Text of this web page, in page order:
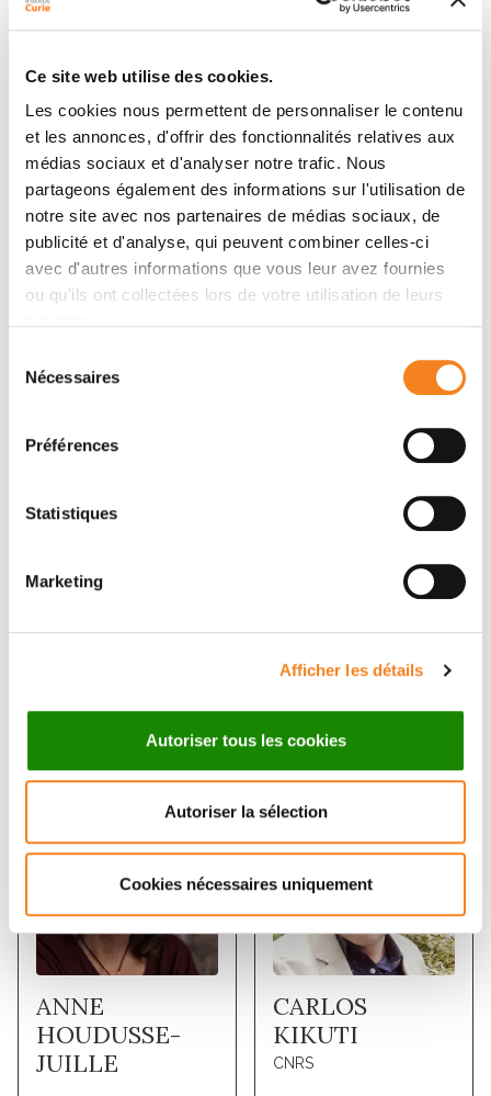
Ce site web utilise des cookies.
Les cookies nous permettent de personnaliser le contenu
et les annonces, d'offrir des fonctionnalités relatives aux
médias sociaux et d'analyser notre trafic. Nous
partageons également des informations sur l'utilisation de
notre site avec nos partenaires de médias sociaux, de
publicité et d'analyse, qui peuvent combiner celles-ci
avec d'autres informations que vous leur avez fournies
ou qu'ils ont collectées lors de votre utilisation de leurs
Nécessaires
Préférences
Statistiques
Marketing
Afficher les détails
Autoriser tous les cookies
Autoriser la sélection
Cookies nécessaires uniquement
FDA. In contrast to Mavacamten, Omecamtiv mecarbil
reveal by X-ray crystallography that both drugs target
state, with only few local differences. All-atom
molecular dynamics simulations reveal how these
molecules produce distinct effects in motor allostery
thus impacting force production in opposite way.
Altogether, our results provide the framework for
rational drug development for the purpose of
personalized medicine.
Teams
ANNE HOUDUSSE-JUILLE
Members
ANNE
HOUDUSSE-
JUILLE
CARLOS
KIKUTI
CNRS